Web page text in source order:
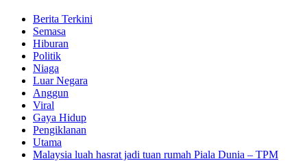
Berita Terkini
Semasa
Hiburan
Politik
Niaga
Luar Negara
Anggun
Viral
Gaya Hidup
Pengiklanan
Utama
Malaysia luah hasrat jadi tuan rumah Piala Dunia – TPM